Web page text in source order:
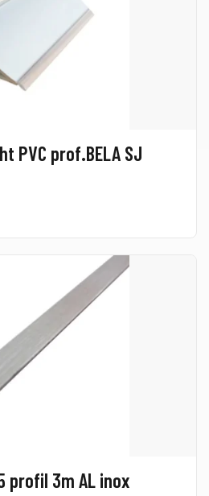
PVC prof.BELA SJ
profil 3m AL inox